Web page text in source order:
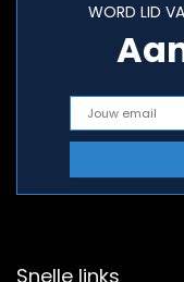
WORD LID
Snelle links